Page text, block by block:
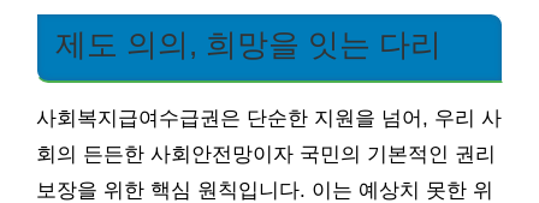
제도 의의, 희망을 잇는 다리
사회복지급여수급권은 단순한 지원을 넘어, 우리 사
회의 든든한 사회안전망이자 국민의 기본적인 권리
보장을 위한 핵심 원칙입니다. 이는 예상치 못한 위